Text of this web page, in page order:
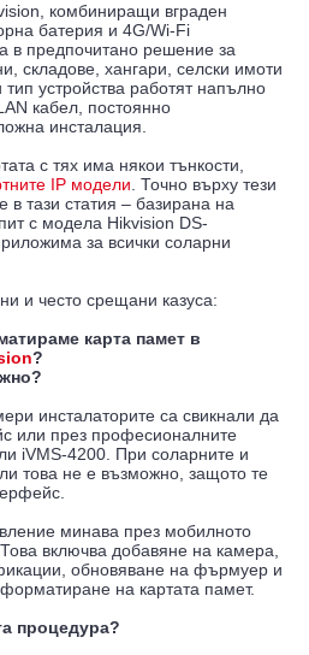
комбиниращи вграден
батерия и 4G/Wi-Fi
в предпочитано решение за
складове, хангари, селски имоти
тип устройства работят напълно
кабел, постоянно
инсталация.
с тях има някои тънкости,
IP модели. Точно върху тези
в тази статия – базирана на
с модела Hikvision DS-
за всички соларни
и често срещани казуса:
карта памет в
?
инсталаторите са свикнали да
или през професионалните
iVMS-4200. При соларните и
това не е възможно, защото те
минава през мобилното
включва добавяне на камера,
обновяване на фърмуер и
на картата памет.
процедура?